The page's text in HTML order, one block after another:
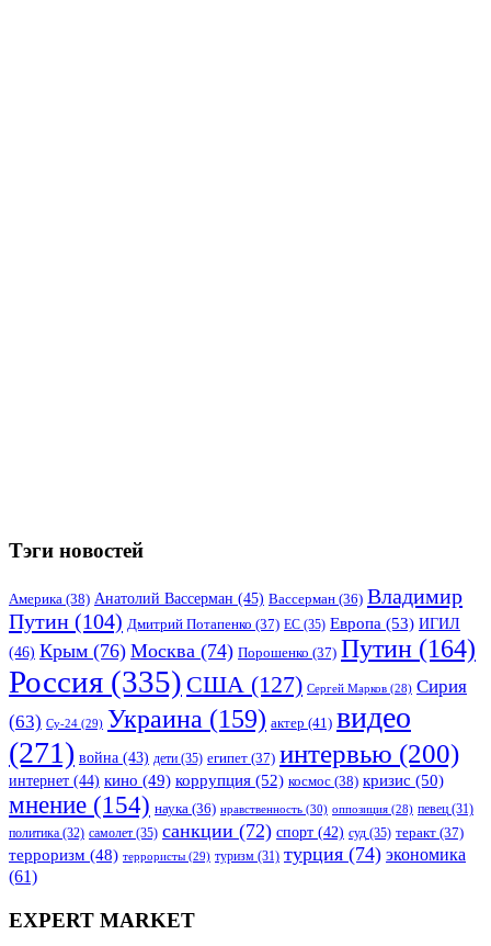
Тэги новостей
Америка (38) Анатолий Вассерман (45) Вассерман (36) Владимир
Путин (104) Дмитрий Потапенко (37) ЕС (35) Европа (53) ИГИЛ
(46) Крым (76) Москва (74) Порошенко (37) Путин (164)
Россия (335) США (127) Сергей Марков (28) Сирия
(63) Су-24 (29) Украина (159) актер (41) видео
(271) война (43) дети (35) египет (37) интервью (200)
интернет (44) кино (49) коррупция (52) космос (38) кризис (50)
мнение (154) наука (36) нравственность (30) оппозиция (28) певец (31)
политика (32) самолет (35) санкции (72) спорт (42) суд (35) теракт (37)
терроризм (48) террористы (29) туризм (31) турция (74) экономика
(61)
EXPERT MARKET